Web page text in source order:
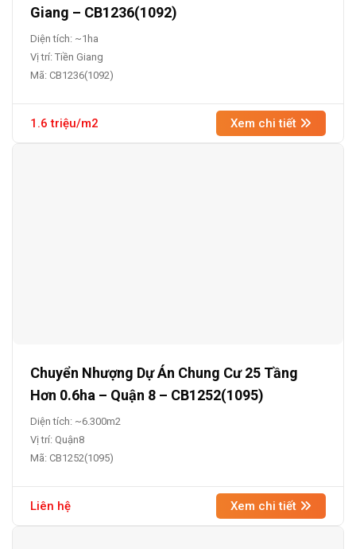
Giang – CB1236(1092)
Diện tích: ~1ha
Vị trí: Tiền Giang
Mã: CB1236(1092)
1.6 triệu/m2 Xem chi tiết
Chuyển Nhượng Dự Án Chung Cư 25 Tầng
Hơn 0.6ha – Quận 8 – CB1252(1095)
Diện tích: ~6.300m2
Vị trí: Quận8
Mã: CB1252(1095)
Liên hệ Xem chi tiết